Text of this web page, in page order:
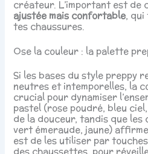
créateur. L’important est de
ajustée mais confortable, qui
tes chaussures.
Ose la couleur : la palette
Si les bases du style preppy
neutres et intemporelles, la
crucial pour dynamiser
pastel (rose poudré, bleu
de la douceur, tandis que les
vert émeraude, jaune)
est de les utiliser par